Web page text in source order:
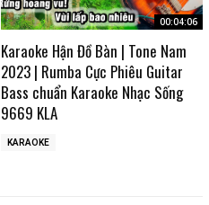
00:04:06
Karaoke Hận Đồ Bàn | Tone Nam
2023 | Rumba Cực Phiêu Guitar
Bass chuẩn Karaoke Nhạc Sống
9669 KLA
KARAOKE